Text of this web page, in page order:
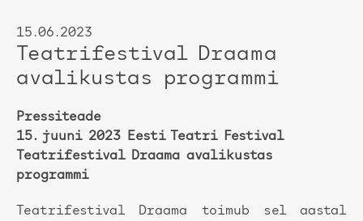
15.06.2023
Teatrifestival Draama
avalikustas programmi
Pressiteade
15. juuni 2023 Eesti Teatri Festival
Teatrifestival Draama avalikustas
programmi
Teatrifestival Draama toimub sel aastal